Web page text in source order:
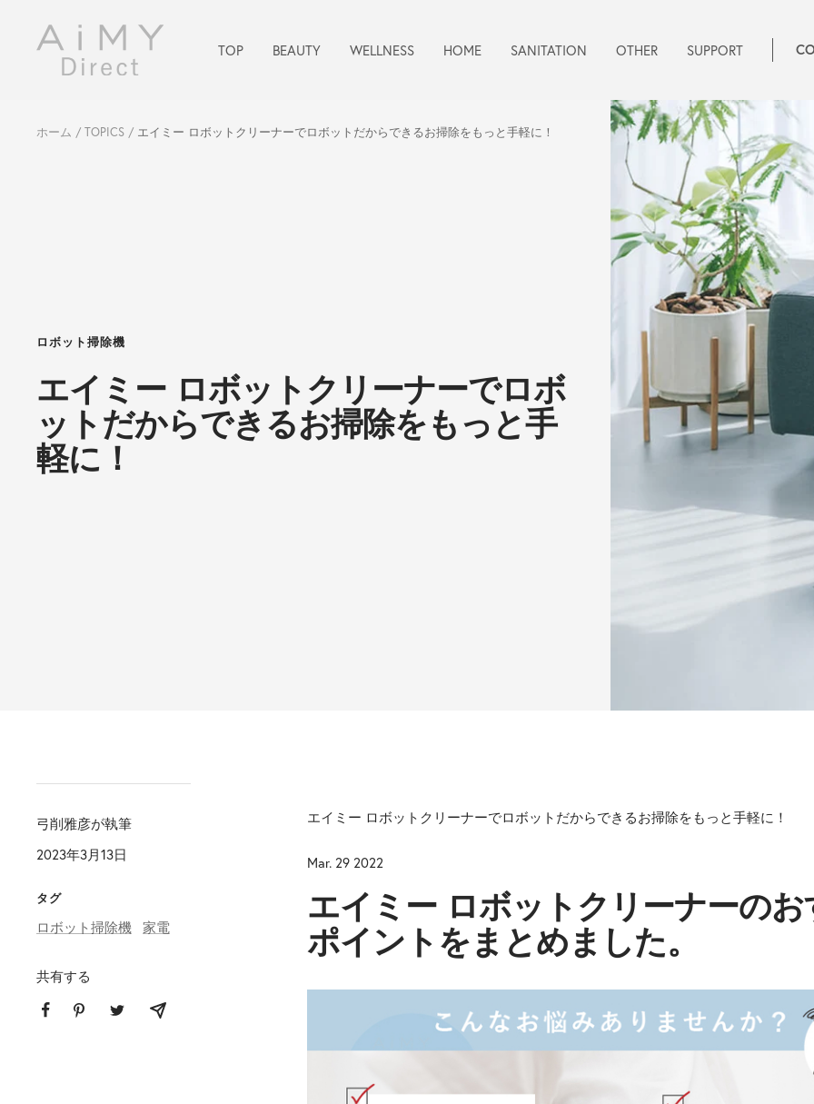
TOP BEAUTY WELLNESS HOME SANITATION OTHER SUPPORT
AiMY
ン
AiMY
ホーム TOPICS エイミー ロボットクリーナーでロボットだからできるお掃除をもっと手軽に！
ロボット掃除機
エイミー ロボットクリーナーでロボ
ットだからできるお掃除をもっと手
軽に！
弓削雅彦が執筆
2023年3月13日
タグ
ロボット掃除機 家電
共有する
エイミー ロボットクリーナーでロボットだからできるお掃除をもっと手軽に！
Mar. 29 2022
エイミー ロボットクリーナーの
ポイントをまとめました。